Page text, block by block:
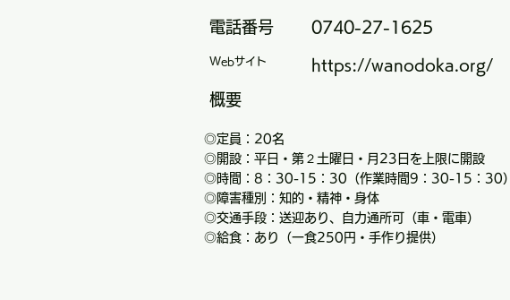
電話番号 0740-27-1625
Webサイト https://wanodoka.org/
概要
◎定員：20名
◎開設：平日・第２土曜日・月23日を上限に開設
◎時間：8：30-15：30（作業時間9：30-15：30）
◎障害種別：知的・精神・身体
◎交通手段：送迎あり、自力通所可（車・電車）
◎給食：あり（一食250円・手作り提供）